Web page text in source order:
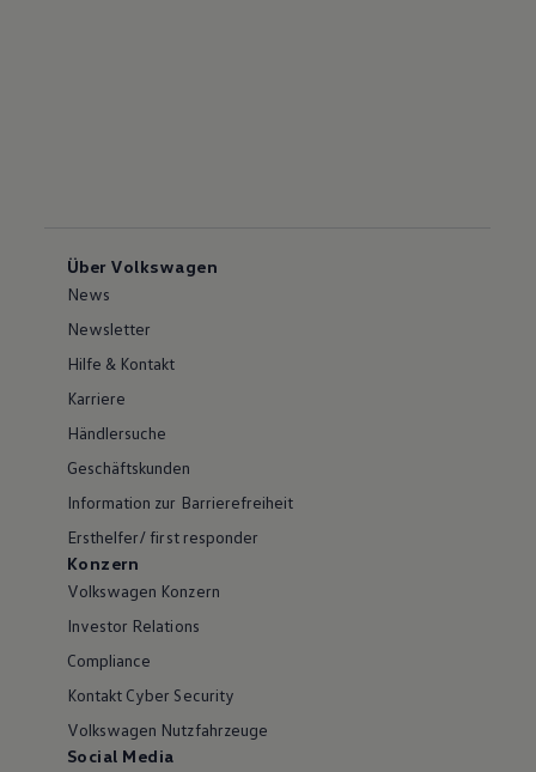
Über Volkswagen
News
Newsletter
Hilfe & Kontakt
Karriere
Händlersuche
Geschäftskunden
Information zur Barrierefreiheit
Ersthelfer/ first responder
Konzern
Volkswagen Konzern
Investor Relations
Compliance
Kontakt Cyber Security
Volkswagen Nutzfahrzeuge
Social Media